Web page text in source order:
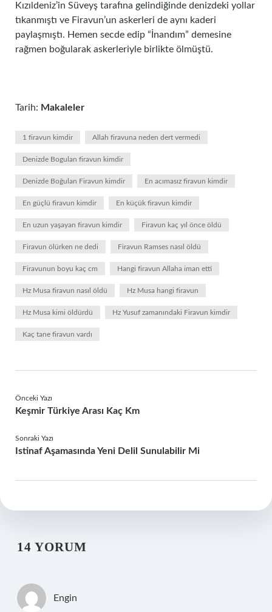
Kızıldeniz’in Süveyş tarafına gelindiğinde denizdeki yollar
tıkanmıştı ve Firavun’un askerleri de aynı kaderi
paylaşmıştı. Hemen secde edip “İnandım” demesine
rağmen boğularak askerleriyle birlikte ölmüştü.
Tarih: Makaleler
1 firavun kimdir Allah firavuna neden dert vermedi
Denizde Bogulan firavun kimdir
Denizde Boğulan Firavun kimdir En acımasız firavun kimdir
En güçlü firavun kimdir En küçük firavun kimdir
En uzun yaşayan firavun kimdir Firavun kaç yıl önce öldü
Firavun ölürken ne dedi Firavun Ramses nasıl öldü
Firavunun boyu kaç cm Hangi firavun Allaha iman etti
Hz Musa firavun nasıl öldü Hz Musa hangi firavun
Hz Musa kimi öldürdü Hz Yusuf zamanındaki Firavun kimdir
Kaç tane firavun vardı
Önceki Yazı
Keşmir Türkiye Arası Kaç Km
Sonraki Yazı
Istinaf Aşamasında Yeni Delil Sunulabilir Mi
14 YORUM
Engin